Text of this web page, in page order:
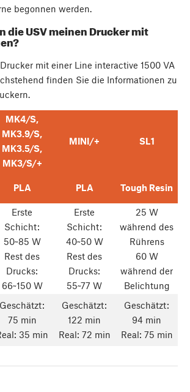
begonnen werden.
die USV meinen Drucker mit
mit einer Line interactive 1500 VA
finden Sie die Informationen zu
MK4/S,
MK3.9/S,
MK3.5/S,
MK3/S/+
MINI/+ SL1
PLA PLA Tough Resin
Erste
Schicht:
50~85 W
Rest des
Drucks:
66~150 W
Erste
Schicht:
40~50 W
Rest des
Drucks:
55~77 W
25 W
während des
Rührens
60 W
während der
Belichtung
Geschätzt:
75 min
35 min
Geschätzt:
122 min
Real: 72 min
Geschätzt:
94 min
Real: 75 min